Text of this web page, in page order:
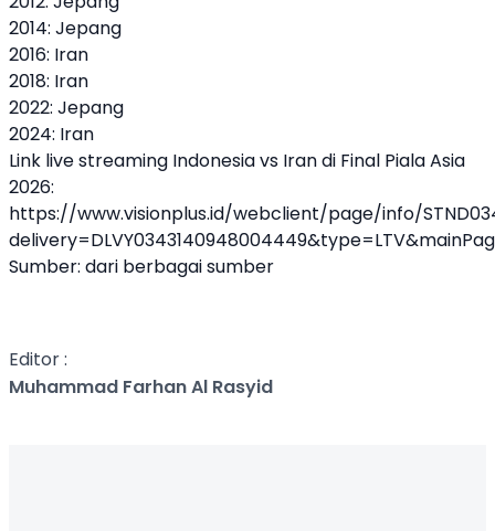
2014: Jepang
2016: Iran
2018: Iran
2022: Jepang
2024: Iran
Link live streaming Indonesia vs Iran di Final Piala Asia
2026:
https://www.visionplus.id/webclient/page/info/
Sumber: dari berbagai sumber
Editor :
Muhammad Farhan Al Rasyid